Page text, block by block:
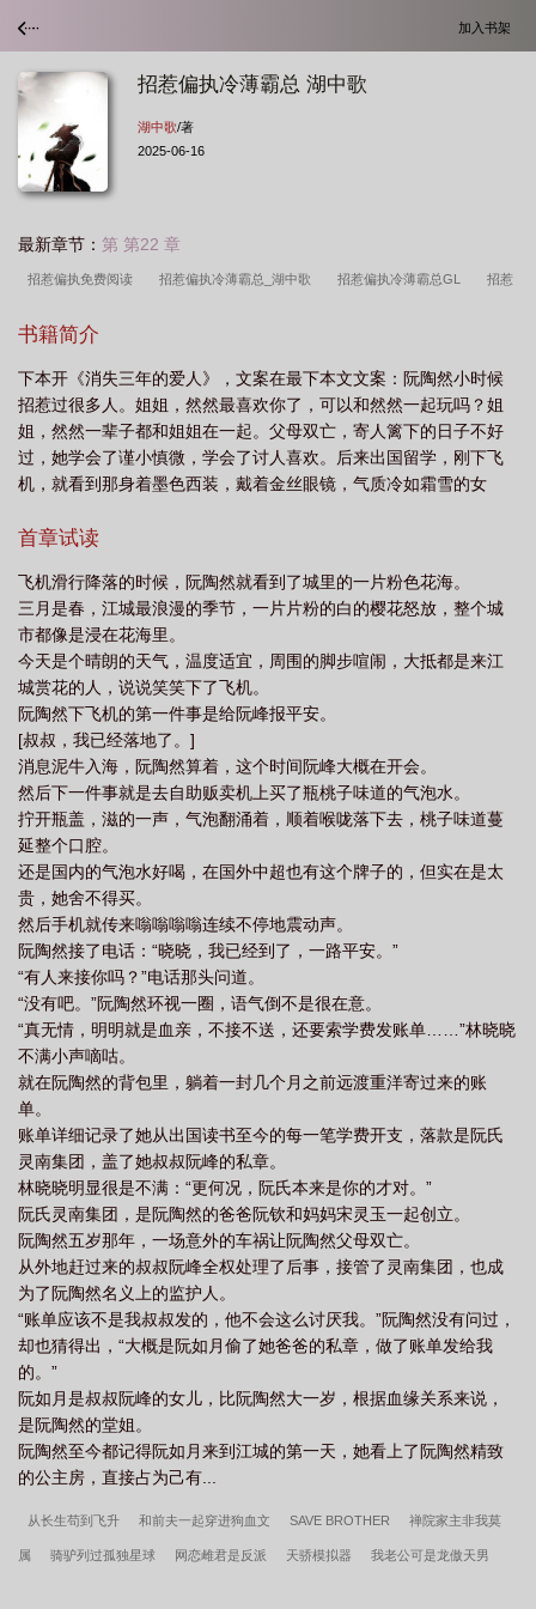
加入书架
招惹偏执冷薄霸总 湖中歌
湖中歌/著
2025-06-16
最新章节： 第 第22 章
招惹偏执免费阅读 招惹偏执冷薄霸总_湖中歌 招惹偏执冷薄霸总GL 招惹
弹窗无广告
总在线阅读 招惹偏执 偏执招惹 招惹偏执全文阅读 招惹偏执何处有红叶
免费阅读 招惹偏执冷薄霸总晋江 招惹偏执在线阅读 招惹偏执冷薄霸总
txt 招惹偏执简穗 招惹偏执冷薄霸总 湖中歌 招惹偏执冷薄霸总gl免
费 招惹偏执冷薄霸总湖中歌
书籍简介
下本开《消失三年的爱人》，文案在最下本文文案：阮陶然小时候
招惹过很多人。姐姐，然然最喜欢你了，可以和然然一起玩吗？姐
姐，然然一辈子都和姐姐在一起。父母双亡，寄人篱下的日子不好
过，她学会了谨小慎微，学会了讨人喜欢。后来出国留学，刚下飞
机，就看到那身着墨色西装，戴着金丝眼镜，气质冷如霜雪的女
位数的白金腕表，是个有钱有势的旧相识。阮陶然本能就笑得灿烂
寒凉一片，道：“你记得你这句话。”做个合格的金丝雀，做一朵善解
人意的解语花，阮陶然很有职业道德。不求名分，不吵不闹，只是
满心满眼都是金主，把金主哄得开心。阮陶然从未想过，有一天，
纪青云压抑着的声音划过耳畔——“阮陶然，不准喊别人姐姐。”“阮
陶然，在我身边留一辈子好不好？”“阮陶然，做我的未婚妻吧。”生
性淡漠的纪总动了情，阮陶然想着怎么解释的时候。往日里她招惹
的其他姐姐也出现了——然然，跟姐姐走吧，纪青云她不是良人然
然，姐姐会保护你一辈子，你小时候说过的喜欢我。阮陶然喉头滚
了滚，余光偷偷看了眼纪青云。丸辣，翻车了。谁都知道，纪总占
有欲爆棚，谁都没想过，那个小金丝雀，居然敢这么胆大。*金丝雀
养鱼翻车实录。*阳光灿烂小妹宝VS冷漠偏执占有欲霸总。————
《消失三年的爱人》：宋向晚和明瑾吵了一次架，言辞激烈。你明
总霸道蛮横，第一次见面就强取豪夺，强行让我做金丝雀。问过我
的意见吗？尊重过我的自由吗？她永远肆无忌惮地在明瑾面前发脾
气。反正无论如何吵闹，明总都会主动低头。但这次，她好像翻车
了。争吵过后，明瑾在她的世界里彻底消失了。和明瑾在一起的五
年时间里，明瑾给了她无数电视剧电影资源，让她成了内娱一线青
衣。在一起的时候，她觉得明瑾是她的束缚，是她不能言说的污
点。现在，她自由了，但——没有人在她撒泼耍赖的时候，静静看
着她，唇角微微扬起。没有人在她熬夜蹦迪的时候，穿过人群把她
拎回家。没有人在她生病闹脾气的时候，小声哄着她多吃一口饭。
明瑾消失了，足足三年，宋向晚觉得那些日子好像是一场梦。直
到，她偶然再次遇见明瑾。身着黑色衬衫的明瑾，五官清冷如画，
清浅的眸子扫过来，依旧是那般高高在上的威严贵气。她照旧是前
呼后拥着，走到哪儿都是人群的中心。一起如旧，除了……她坐着
的轮椅……宋向晚忍不住眸子微微一缩，这几年，到底发生了什
么？她迫不及待想知道，拦住了轮椅的去路。那双清浅的眸子抬起
来，淡淡看着她，像是看着陌生人：“宋小姐，麻烦让路。”擦肩而
过，明瑾扶在轮椅上的指尖微微收紧，目色却依旧是从容淡定的模
样。她想要的自由，她给了。她以后再也不会缠着她了。她知道，
她如今的模样，已经是配不上那个光彩照人的姑娘了。*高亮：明瑾
双腿残疾，后期不会好，介意勿入。*光彩照人的金丝雀VS身如朽木
的金主。*HE、HE、HE，重要的事情说三遍。
首章试读
飞机滑行降落的时候，阮陶然就看到了城里的一片粉色花海。
三月是春，江城最浪漫的季节，一片片粉的白的樱花怒放，整个城
市都像是浸在花海里。
今天是个晴朗的天气，温度适宜，周围的脚步喧闹，大抵都是来江
城赏花的人，说说笑笑下了飞机。
阮陶然下飞机的第一件事是给阮峰报平安。
[叔叔，我已经落地了。]
消息泥牛入海，阮陶然算着，这个时间阮峰大概在开会。
然后下一件事就是去自助贩卖机上买了瓶桃子味道的气泡水。
拧开瓶盖，滋的一声，气泡翻涌着，顺着喉咙落下去，桃子味道蔓
延整个口腔。
还是国内的气泡水好喝，在国外中超也有这个牌子的，但实在是太
贵，她舍不得买。
然后手机就传来嗡嗡嗡嗡连续不停地震动声。
阮陶然接了电话：“晓晓，我已经到了，一路平安。”
“有人来接你吗？”电话那头问道。
“没有吧。”阮陶然环视一圈，语气倒不是很在意。
“真无情，明明就是血亲，不接不送，还要索学费发账单……”林晓晓
不满小声嘀咕。
就在阮陶然的背包里，躺着一封几个月之前远渡重洋寄过来的账
单。
账单详细记录了她从出国读书至今的每一笔学费开支，落款是阮氏
灵南集团，盖了她叔叔阮峰的私章。
林晓晓明显很是不满：“更何况，阮氏本来是你的才对。”
阮氏灵南集团，是阮陶然的爸爸阮钦和妈妈宋灵玉一起创立。
阮陶然五岁那年，一场意外的车祸让阮陶然父母双亡。
从外地赶过来的叔叔阮峰全权处理了后事，接管了灵南集团，也成
为了阮陶然名义上的监护人。
“账单应该不是我叔叔发的，他不会这么讨厌我。”阮陶然没有问过，
却也猜得出，“大概是阮如月偷了她爸爸的私章，做了账单发给我
的。”
阮如月是叔叔阮峰的女儿，比阮陶然大一岁，根据血缘关系来说，
是阮陶然的堂姐。
阮陶然至今都记得阮如月来到江城的第一天，她看上了阮陶然精致
的公主房，直接占为己有...
从长生苟到飞升 和前夫一起穿进狗血文 SAVE BROTHER 禅院家主非我莫
属 骑驴列过孤独星球 网恋雌君是反派 天骄模拟器 我老公可是龙傲天男